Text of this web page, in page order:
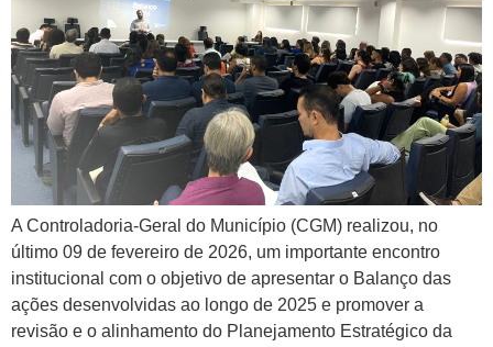
A Controladoria-Geral do Município (CGM) realizou, no
último 09 de fevereiro de 2026, um importante encontro
institucional com o objetivo de apresentar o Balanço das
ações desenvolvidas ao longo de 2025 e promover a
revisão e o alinhamento do Planejamento Estratégico da